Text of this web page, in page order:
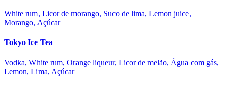
White rum, Licor de morango, Suco de lima, Lemon juice,
Morango, Açúcar
Tokyo Ice Tea
Vodka, White rum, Orange liqueur, Licor de melão, Água com gás,
Lemon, Lima, Açúcar